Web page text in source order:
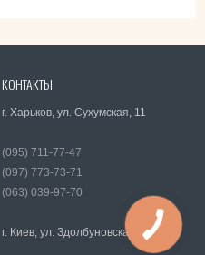
КОНТАКТЫ
г. Харьков, ул. Сухумская, 11
(095) 711-77-47
(097) 773-73-71
(063) 039-97-70
г. Киев, ул. Здолбуновская